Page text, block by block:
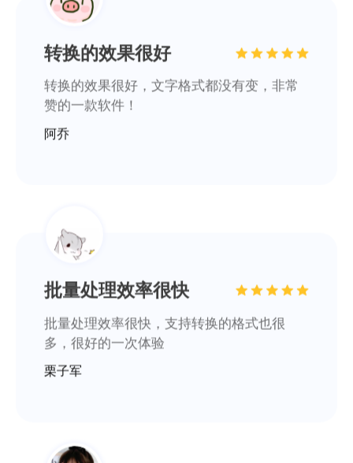
批量处理效率很快
批量处理效率很快，支持转换的格式也很
多，很好的一次体验
栗子军
很好用的一款转换软件
很好用的一款转换软件，基本满足了我日常
的阅读转换需求，太赞了！
一个橙子*